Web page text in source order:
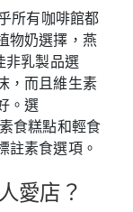
所有咖啡館都
物奶選擇，燕
非乳製品選
，而且維生素
。選
食糕點和輕食
註素食選項。
愛店？